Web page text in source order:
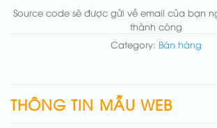
Source code sẽ được gửi về email của bạn
thành công
Category: Bán hàng
THÔNG TIN MẪU WEB